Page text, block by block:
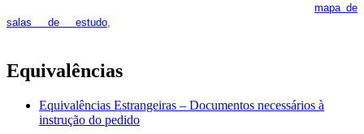
mapa de
salas de estudo,
Equivalências
Equivalências Estrangeiras – Documentos necessários à
instrução do pedido